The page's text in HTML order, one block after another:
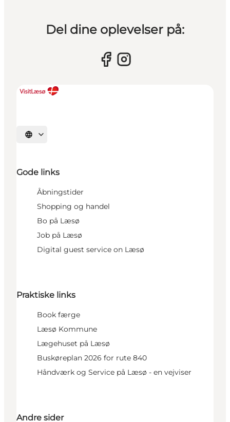
Del dine oplevelser på:
Vælg sprog
Gode links
Åbningstider
Shopping og handel
Bo på Læsø
Job på Læsø
Digital guest service on Læsø
Praktiske links
Book færge
Læsø Kommune
Lægehuset på Læsø
Buskøreplan 2026 for rute 840
Håndværk og Service på Læsø - en vejviser
Andre sider